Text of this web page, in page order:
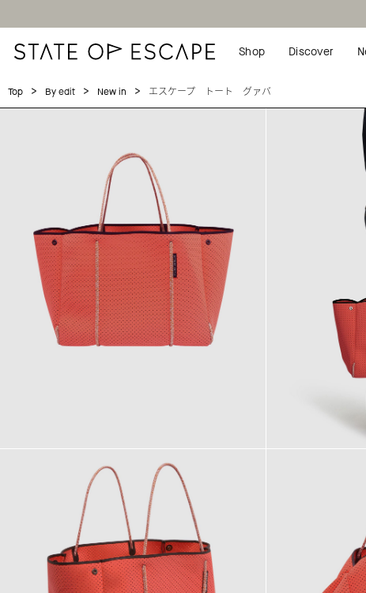
Shop Discover
Top > By edit > New in > エスケープ トート グァバ